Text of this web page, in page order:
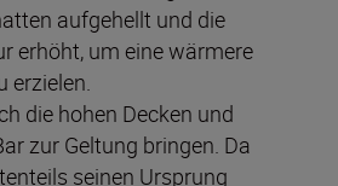
aufgehellt und die
erhöht, um eine wärmere
erzielen.
die hohen Decken und
zur Geltung bringen. Da
seinen Ursprung